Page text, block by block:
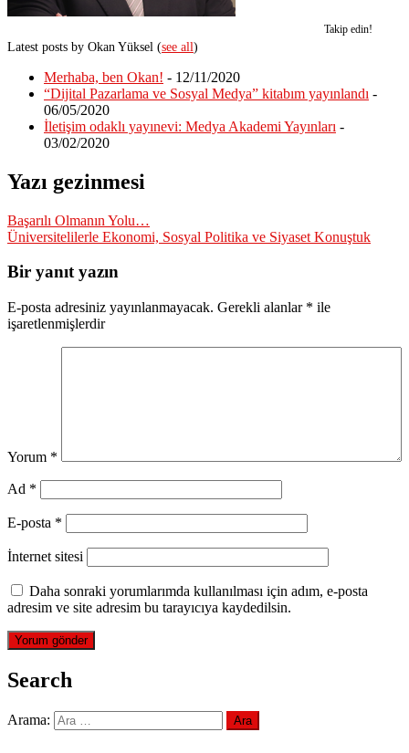
Takip edin!
Latest posts by Okan Yüksel (see all)
Merhaba, ben Okan! - 12/11/2020
“Dijital Pazarlama ve Sosyal Medya” kitabım yayınlandı -
06/05/2020
İletişim odaklı yayınevi: Medya Akademi Yayınları -
03/02/2020
Yazı gezinmesi
Başarılı Olmanın Yolu…
Üniversitelilerle Ekonomi, Sosyal Politika ve Siyaset Konuştuk
Bir yanıt yazın
E-posta adresiniz yayınlanmayacak. Gerekli alanlar * ile
işaretlenmişlerdir
Yorum *
Ad *
E-posta *
İnternet sitesi
Daha sonraki yorumlarımda kullanılması için adım, e-posta
adresim ve site adresim bu tarayıcıya kaydedilsin.
Search
Arama: